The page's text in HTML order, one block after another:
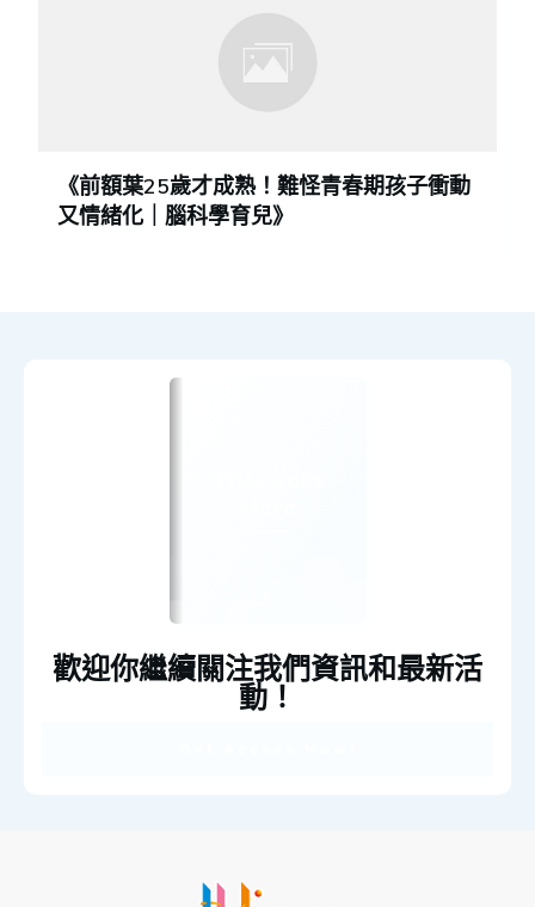
《前額葉25歲才成熟！難怪青春期孩子衝動
又情緒化｜腦科學育兒》
歡迎你繼續關注我們資訊和最新活
動！